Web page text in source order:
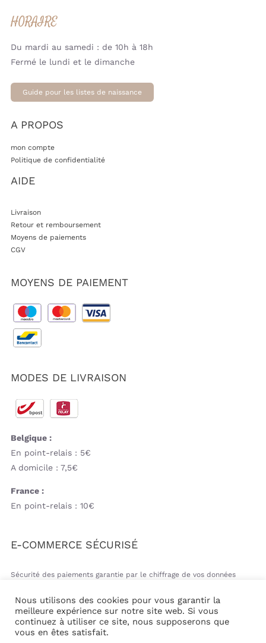
HORAIRE
Du mardi au samedi : de 10h à 18h
Fermé le lundi et le dimanche
Guide pour les listes de naissance
A PROPOS
mon compte
Politique de confidentialité
AIDE
Livraison
Retour et remboursement
Moyens de paiements
CGV
MOYENS DE PAIEMENT
MODES DE LIVRAISON
Belgique :
En point-relais : 5€
A domicile : 7,5€
France :
En point-relais : 10€
E-COMMERCE SÉCURISÉ
Sécurité des paiements garantie par le chiffrage de vos données
Nous utilisons des cookies pour vous garantir la
meilleure expérience sur notre site web. Si vous
continuez à utiliser ce site, nous supposerons que
vous en êtes satisfait.